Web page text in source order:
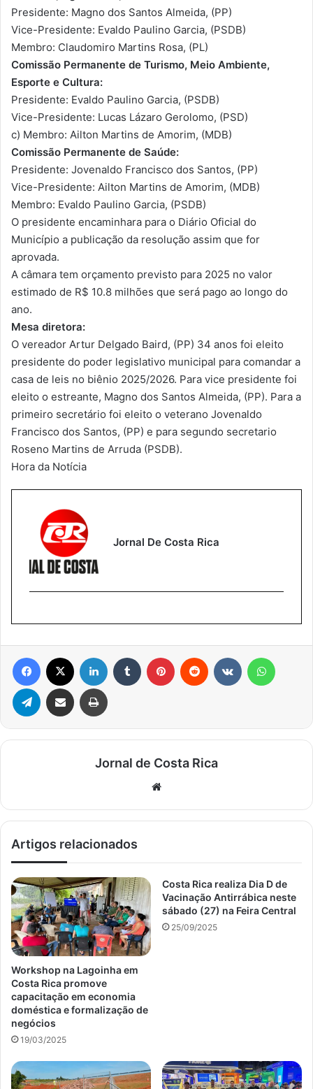
Presidente: Magno dos Santos Almeida, (PP)
Vice-Presidente: Evaldo Paulino Garcia, (PSDB)
Membro: Claudomiro Martins Rosa, (PL)
Comissão Permanente de Turismo, Meio Ambiente,
Esporte e Cultura:
Presidente: Evaldo Paulino Garcia, (PSDB)
Vice-Presidente: Lucas Lázaro Gerolomo, (PSD)
c) Membro: Ailton Martins de Amorim, (MDB)
Comissão Permanente de Saúde:
Presidente: Jovenaldo Francisco dos Santos, (PP)
Vice-Presidente: Ailton Martins de Amorim, (MDB)
Membro: Evaldo Paulino Garcia, (PSDB)
O presidente encaminhara para o Diário Oficial do
Município a publicação da resolução assim que for
aprovada.
A câmara tem orçamento previsto para 2025 no valor
estimado de R$ 10.8 milhões que será pago ao longo do
ano.
Mesa diretora:
O vereador Artur Delgado Baird, (PP) 34 anos foi eleito
presidente do poder legislativo municipal para comandar a
casa de leis no biênio 2025/2026. Para vice presidente foi
eleito o estreante, Magno dos Santos Almeida, (PP). Para a
primeiro secretário foi eleito o veterano Jovenaldo
Francisco dos Santos, (PP) e para segundo secretario
Roseno Martins de Arruda (PSDB).
Hora da Notícia
Jornal De Costa Rica
Facebook Linkedin Tumblr Pinterest Reddit
Telegram Compartilhar via e-mail Imprimir
Jornal de Costa Rica
Artigos relacionados
Workshop na Lagoinha em
Costa Rica promove
capacitação em economia
doméstica e formalização de
negócios
19/03/2025
Costa Rica realiza Dia D de
Vacinação Antirrábica neste
sábado (27) na Feira Central
25/09/2025